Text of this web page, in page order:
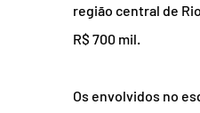
região central de
R$ 700 mil.
Os envolvidos no